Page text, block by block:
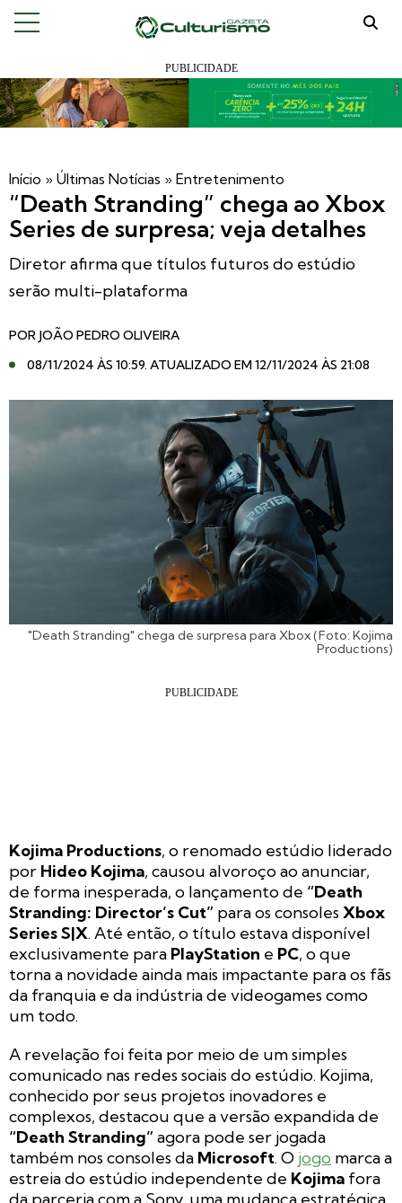
Início » Últimas Notícias » Entretenimento
“Death Stranding” chega ao Xbox
Series de surpresa; veja detalhes
Diretor afirma que títulos futuros do estúdio
serão multi-plataforma
POR JOÃO PEDRO OLIVEIRA
08/11/2024 ÀS 10:59. ATUALIZADO EM 12/11/2024 ÀS 21:08
"Death Stranding" chega de surpresa para Xbox (Foto: Kojima
Productions)
Kojima Productions, o renomado estúdio liderado
por Hideo Kojima, causou alvoroço ao anunciar,
de forma inesperada, o lançamento de “Death
Stranding: Director’s Cut” para os consolesXbox
Series S|X. Até então, o título estava disponível
exclusivamente para PlayStation e PC, o que
torna a novidade ainda mais impactante para os fãs
da franquia e da indústria de videogames como
um todo.
A revelação foi feita por meio de um simples
comunicado nas redes sociais do estúdio. Kojima,
conhecido por seus projetos inovadores e
complexos, destacou que a versão expandida de
“Death Stranding” agora pode ser jogada
também nos consoles da Microsoft. O jogo marca a
estreia do estúdio independente de Kojima fora
da parceria com a Sony, uma mudança estratégica